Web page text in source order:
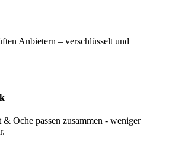
Anbietern – verschlüsselt und
Oche passen zusammen - weniger